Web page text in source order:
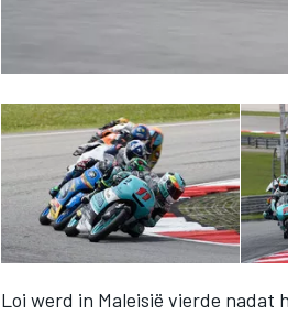
DTM
Loi werd in Maleisië vierde nadat